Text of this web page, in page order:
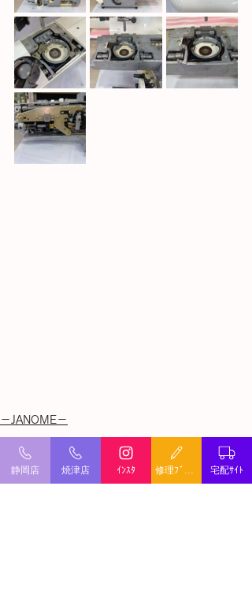
－JANOME－
最新記事 すべて表示
静岡店 焼津店 ｲﾝｽﾀ 宅配ｻｲﾄ